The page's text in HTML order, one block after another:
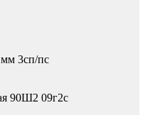
90Ш2 09г2с